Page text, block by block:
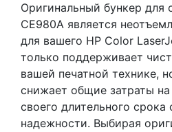
Оригинальный бункер для
CE980A является
для вашего HP Color
только поддерживает
вашей печатной технике,
снижает общие затраты на
своего длительного
надежности. Выбирая